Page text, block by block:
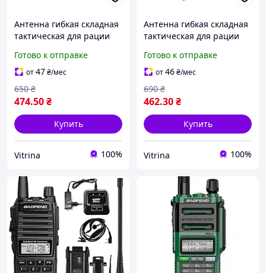
Антенна гибкая складная
тактическая для рации
(DP4800/DP4400/DP4600)
Готово к отправке
от47₴/мес
474.50₴
650 ₴
Купить
Vitrina 100%
Антенна гибкая складная
тактическая для рации
(DP4800/DP4400/DP4600)
Готово к отправке
от46₴/мес
462.30₴
690 ₴
Купить
Vitrina 100%